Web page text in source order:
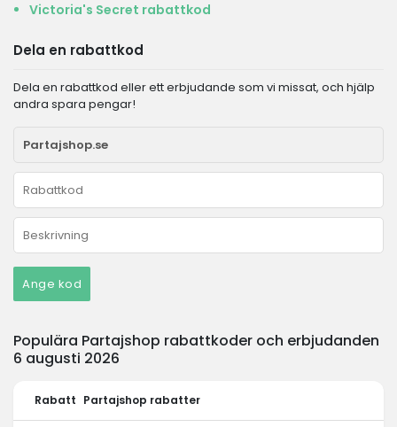
Victoria's Secret rabattkod
Dela en rabattkod
Dela en rabattkod eller ett erbjudande som vi missat, och hjälp
andra spara pengar!
Ange kod
Populära Partajshop rabattkoder och erbjudanden
6 augusti 2026
Rabatt Partajshop rabatter